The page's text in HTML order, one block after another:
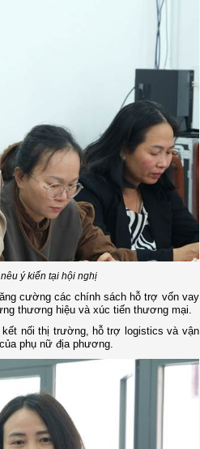
ý kiến tại hội nghị
cường các chính sách hỗ trợ vốn vay
thương hiệu và xúc tiến thương mại.
nối thị trường, hỗ trợ logistics và vận
phụ nữ địa phương.